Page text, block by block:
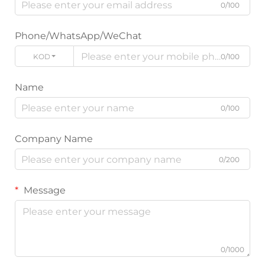
0/100
Phone/WhatsApp/WeChat
KOD 0/100
Name
0/100
Company Name
0/200
Message
0/1000